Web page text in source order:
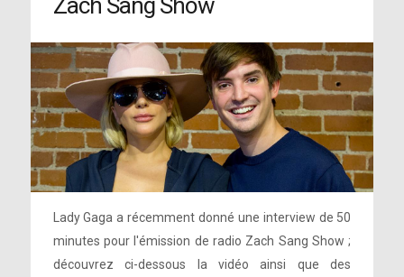
Zach Sang Show
Lady Gaga a récemment donné une interview de 50
minutes pour l'émission de radio Zach Sang Show ;
découvrez ci-dessous la vidéo ainsi que des